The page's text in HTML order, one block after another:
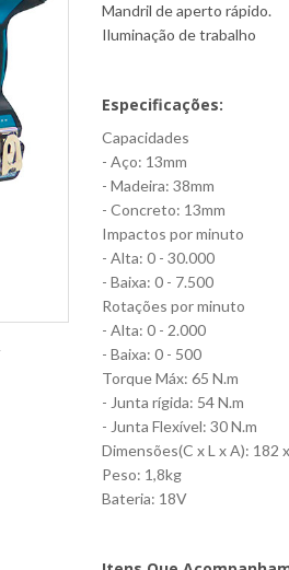
Mandril de aperto rápido.
Iluminação de trabalho
Especificações:
Capacidades
- Aço: 13mm
- Madeira: 38mm
- Concreto: 13mm
Impactos por minuto
- Alta: 0 - 30.000
- Baixa: 0 - 7.500
Rotações por minuto
- Alta: 0 - 2.000
- Baixa: 0 - 500
Torque Máx: 65 N.m
- Junta rígida: 54 N.m
- Junta Flexível: 30 N.m
Dimensões(C x L x A): 182
Peso: 1,8kg
Bateria: 18V